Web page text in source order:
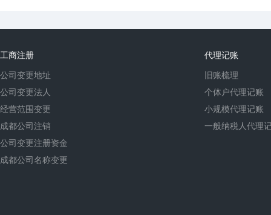
工商注册
公司变更地址
公司变更法人
经营范围变更
成都公司注销
公司变更注册资金
成都公司名称变更
代理记账
旧账梳理
个体户代理记账
小规模代理记账
一般纳税人代理